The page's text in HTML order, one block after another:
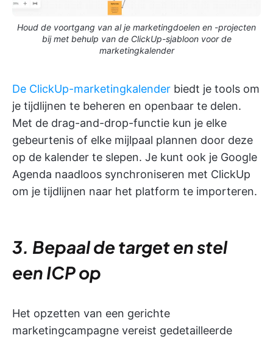
Houd de voortgang van al je marketingdoelen en -projecten
bij met behulp van de ClickUp-sjabloon voor de
marketingkalender
De ClickUp-marketingkalender biedt je tools om
je tijdlijnen te beheren en openbaar te delen.
Met de drag-and-drop-functie kun je elke
gebeurtenis of elke mijlpaal plannen door deze
op de kalender te slepen. Je kunt ook je Google
Agenda naadloos synchroniseren met ClickUp
om je tijdlijnen naar het platform te importeren.
3. Bepaal de target en stel
een ICP op
Het opzetten van een gerichte
marketingcampagne vereist gedetailleerde